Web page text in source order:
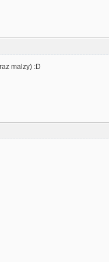
malzy) :D